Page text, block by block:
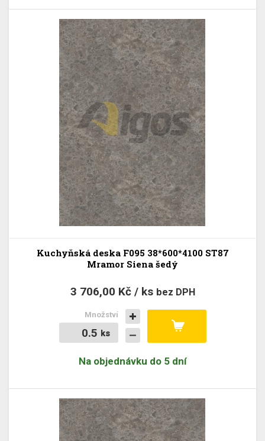
Kuchyňská deska F095 38*600*4100 ST87
Mramor Siena šedý
3 706,00 Kč / ks bez DPH
ks
ks
Množství
Na objednávku do 5 dní